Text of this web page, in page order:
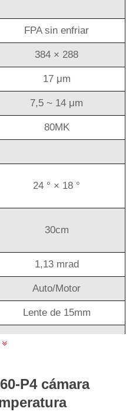
FPA sin enfriar
384 × 288
17 μm
7,5 ~ 14 μm
80MK
24 ° × 18 °
30cm
1,13 mrad
Auto/Motor
Lente de 15mm
imagen IVE
25Hz
P4 cámara